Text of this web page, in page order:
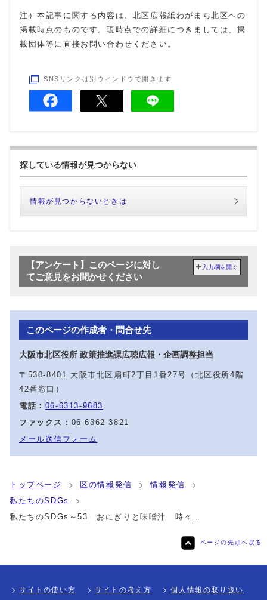
注）本記事に関する内容は、北区広報紙わがまち北区への
掲載時点のものです。現時点での詳細につきましては、掲
載団体等に直接お問い合わせください。
SNSリンクは別ウィンドウで開きます
探している情報が見つからない
情報が見つからないときは
【アンケート】このページに対し
てご意見をお聞かせください
入力欄を開く
このページの作成者・問合せ先
大阪市北区役所 政策推進課広聴広報・企画調整担当
〒530-8401 大阪市北区扇町2丁目1番27号（北区役所4階
42番窓口）
電話： 06-6313-9683
ファックス： 06-6362-3821
メール送信フォーム
トップページ 区の情報発信
情報発信
私たちのSDGs
私たちのSDGs～53 おにぎりと味噌汁 時々…
ページの先頭へ戻る
サイトの使い方 サイトの考え方 個人情報の取り扱い